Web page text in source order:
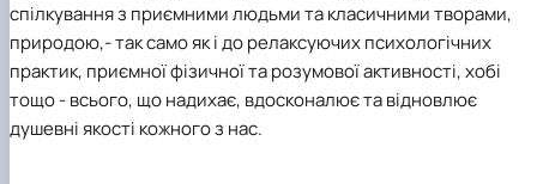
спілкування з приємними людьми та класичними творами,
природою,- так само як і до релаксуючих психологічних
практик, приємної фізичної та розумової активності, хобі
тощо - всього, що надихає, вдосконалює та відновлює
душевні якості кожного з нас.